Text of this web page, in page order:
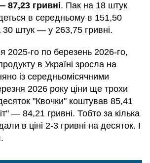
87,23 гривні. Пак на 18 штук
в середньому в 151,50
30 штук — у 263,75 гривні.
2025-го по березень 2026-го,
в Україні зросла на
із середньомісячними
2026 року ціни ще трохи
"Квочки" коштував 85,41
— 84,21 гривні. Тобто за кілька
в ціні 2-3 гривні на десяток. І